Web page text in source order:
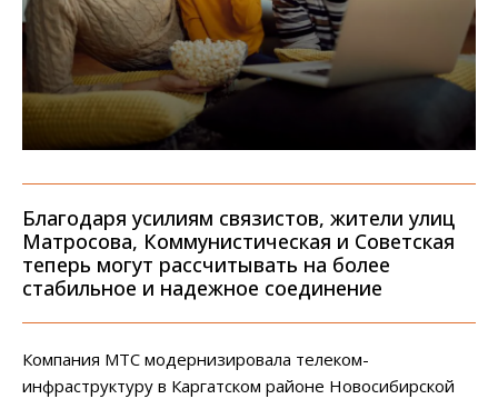
Благодаря усилиям связистов, жители улиц
Матросова, Коммунистическая и Советская
теперь могут рассчитывать на более
стабильное и надежное соединение
Компания МТС модернизировала телеком-
инфраструктуру в Каргатском районе Новосибирской